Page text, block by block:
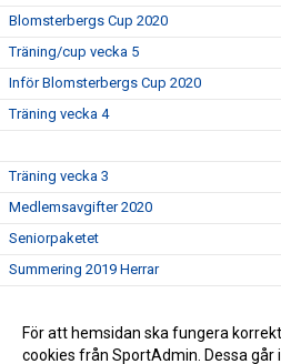
Blomsterbergs Cup 2020
Träning/cup vecka 5
Inför Blomsterbergs Cup 2020
Träning vecka 4
Träning vecka 3
Medlemsavgifter 2020
Seniorpaketet
Summering 2019 Herrar
Lagfoto
För att hemsidan ska fungera
cookies från SportAdmin. Dessa går